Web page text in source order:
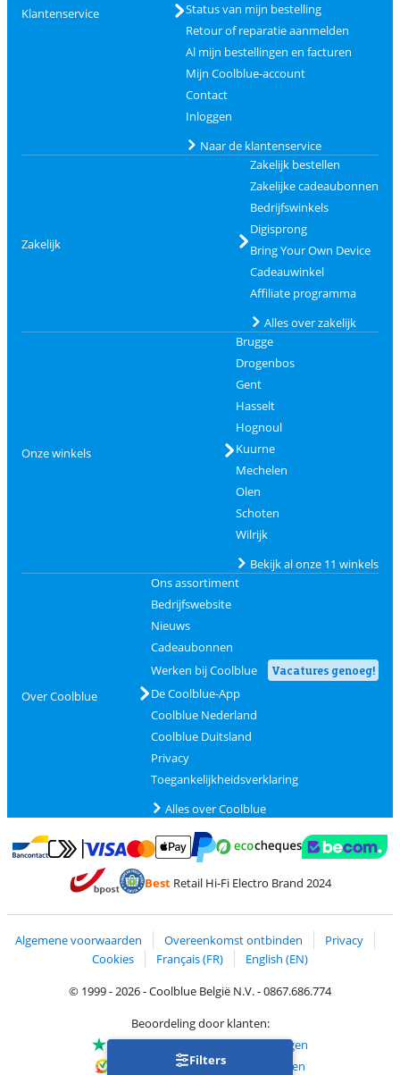
Filters
Klantenservice
Status van mijn bestelling
Retour of reparatie aanmelden
Al mijn bestellingen en facturen
Mijn Coolblue-account
Contact
Inloggen
Naar de klantenservice
Zakelijk
Zakelijk bestellen
Zakelijke cadeaubonnen
Bedrijfswinkels
Digisprong
Bring Your Own Device
Cadeauwinkel
Affiliate programma
Alles over zakelijk
Onze winkels
Brugge
Drogenbos
Gent
Hasselt
Hognoul
Kuurne
Mechelen
Olen
Schoten
Wilrijk
Bekijk al onze 11 winkels
Over Coolblue
Ons assortiment
Bedrijfswebsite
Nieuws
Cadeaubonnen
Werken bij Coolblue
Vacatures genoeg!
De Coolblue-App
Coolblue Nederland
Coolblue Duitsland
Privacy
Toegankelijkheidsverklaring
Alles over Coolblue
Betalen met Bancontact
Betalen met MasterCard en Visa via ClickToPay
Betalen met PayPal
BestRetail Hi-Fi Electro Brand 2024
Algemene voorwaarden Overeenkomst ontbinden
Privacy
Cookies
Français (FR)
English (EN)
© 1999 - 2026 - Coolblue België N.V. - 0867.686.774
Beoordeling door klanten:
Trustpilot 4/5-75.112 beoordelingen
Kiyoh 9.1/10-68.700 beoordelingen